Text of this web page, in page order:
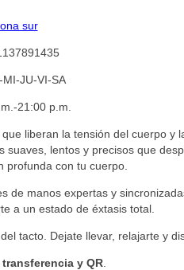
sur
MI-JU-VI-SA
21:00 p.m.
liberan la tensión del cuerpo y
suaves, lentos y precisos que
profunda con tu cuerpo.
de manos expertas y
a un estado de éxtasis total.
tacto. Dejate llevar, relajarte y
y QR.